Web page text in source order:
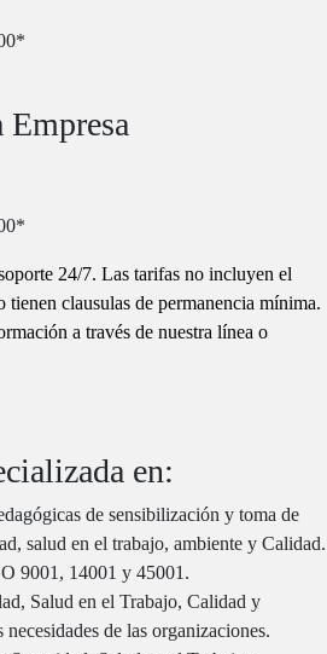
24/7. Las tarifas no incluyen el
clausulas de permanencia mínima.
a través de nuestra línea o
en:
de sensibilización y toma de
salud en el trabajo, ambiente y Calidad.
9001, 14001 y 45001.
Salud en el Trabajo, Calidad y
de las organizaciones.